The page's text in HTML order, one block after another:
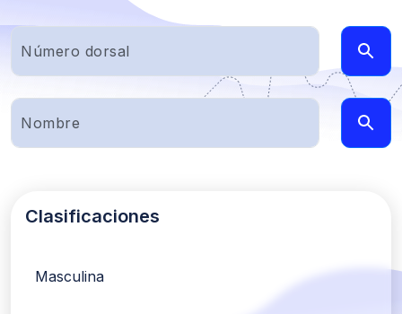
Clasificaciones
Masculina